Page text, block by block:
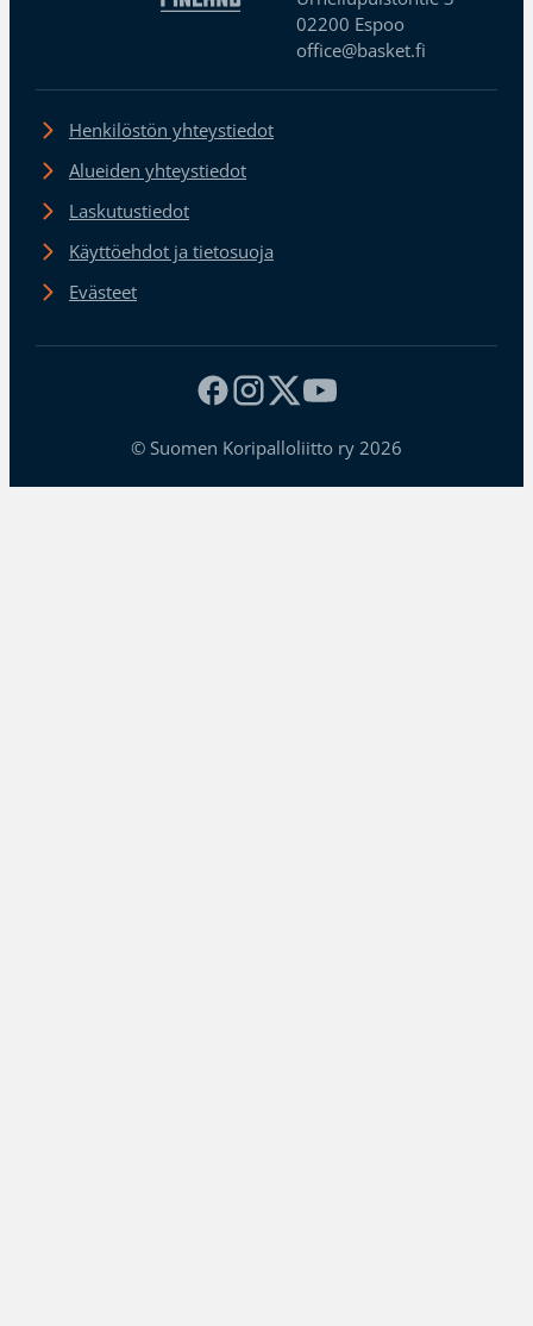
02200 Espoo
office@basket.fi
Henkilöstön yhteystiedot
Alueiden yhteystiedot
Laskutustiedot
Käyttöehdot ja tietosuoja
Evästeet
© Suomen Koripalloliitto ry 2026